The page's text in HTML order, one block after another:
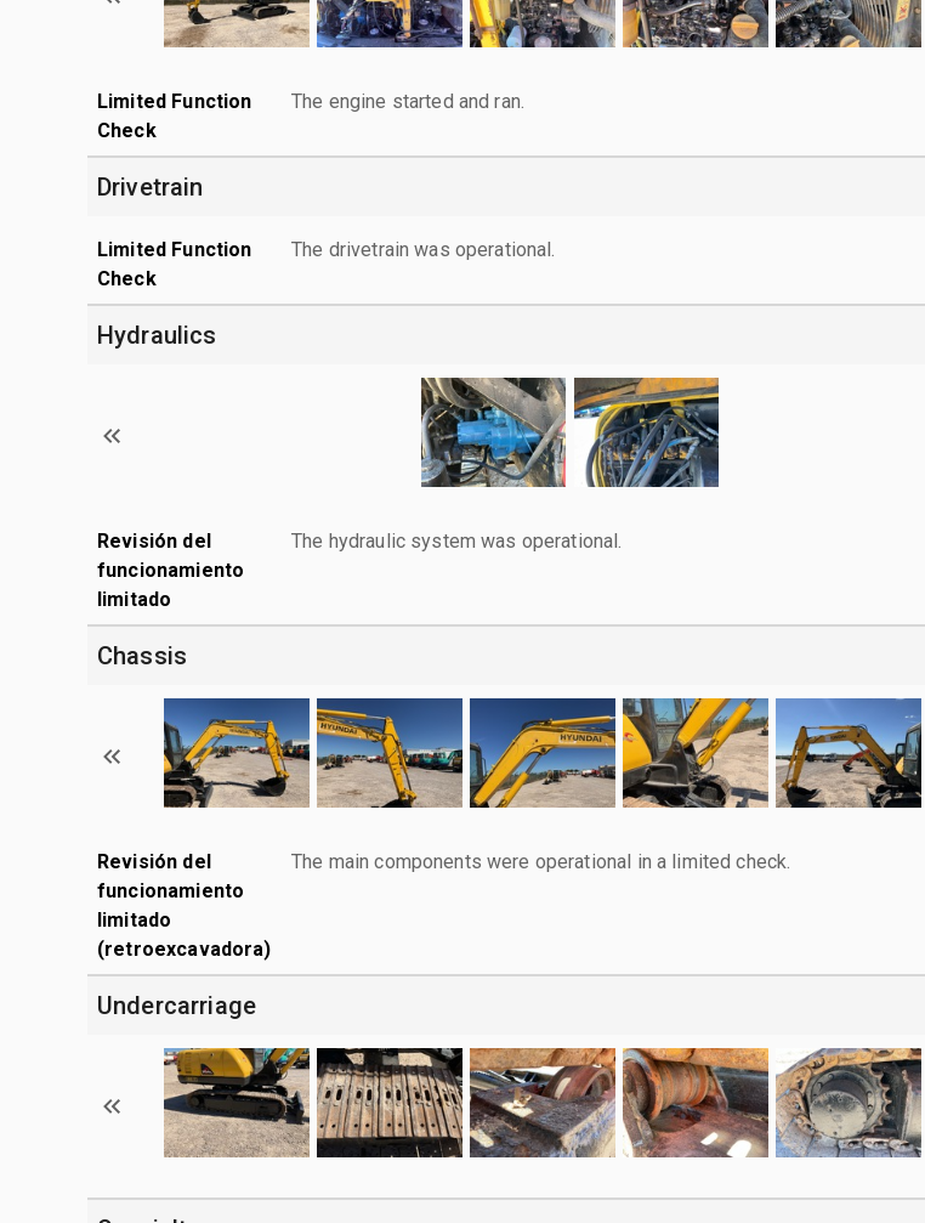
Limited Function
Check
The engine started and ran.
Drivetrain
Limited Function
Check
The drivetrain was operational.
Hydraulics
Revisión del
funcionamiento
limitado
The hydraulic system was operational.
Chassis
Revisión del
funcionamiento
limitado
(retroexcavadora)
The main components were operational in a limited check.
Undercarriage